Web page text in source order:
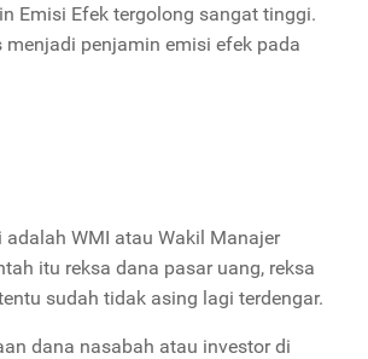
Emisi Efek tergolong sangat tinggi.
penjamin emisi efek pada
WMI atau Wakil Manajer
itu reksa dana pasar uang, reksa
sudah tidak asing lagi terdengar.
dana nasabah atau investor di